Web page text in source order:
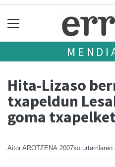
Hita-Lizaso
txapeldun
goma
Aitor AROTZENA 2007ko urtarrilaren